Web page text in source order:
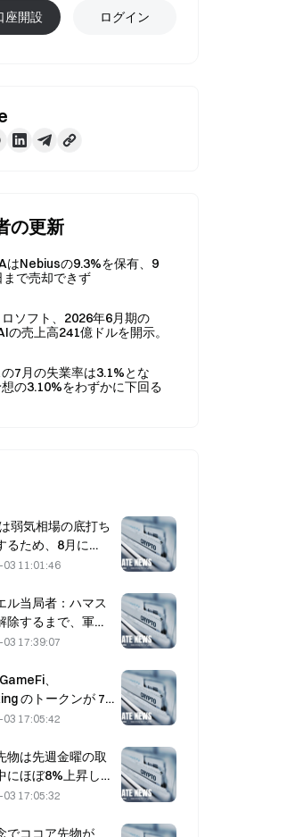
座開設 ログイン
の更新
はNebiusの9.3%を保有、9
まで売却できず
ソフト、2026年6月期の
の売上高241億ドルを開示。
7月の失業率は3.1%とな
想の3.10%をわずかに下回る
弱気相場の底打ち
るため、8月に
上回って引ける
ろでは10倍の可能
11:01:46
ル当局者：ハマス
除するまで、軍の
（撤退）は行わな
17:39:07
、
のトークンが 7
ド市場パフォーマ
17:05:42
物は先週金曜の取
にほぼ8%上昇し、
者を驚かせた
17:05:32
でココア先物が